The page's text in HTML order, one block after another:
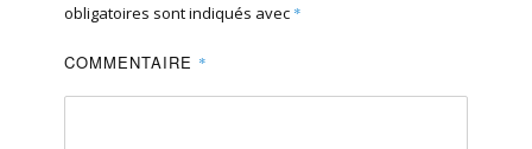
obligatoires sont indiqués avec *
COMMENTAIRE *